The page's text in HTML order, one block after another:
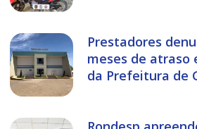
Prestadores
meses de atraso
da Prefeitura de